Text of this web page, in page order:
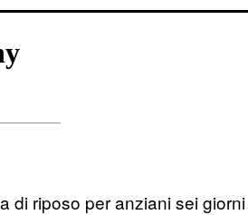
di riposo per anziani sei